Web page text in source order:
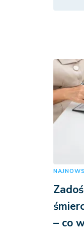
– co